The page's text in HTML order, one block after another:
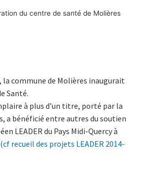
du centre de santé de Molières
la commune de Molières inaugurait
Santé.
à plus d’un titre, porté par la
a bénéficié entre autres du soutien
LEADER du Pays Midi-Quercy à
(cf recueil des projets LEADER 2014-